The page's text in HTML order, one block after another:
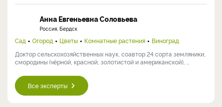
Анна Евгеньевна Соловьева
Россия, Бердск
Сад Огород Цветы Комнатные растения
Виноград
Доктор сельскохозяйственных наук, соавтор 24 сорта земляники,
смородины (чёрной, красной, золотистой и американской), ...
Все эксперты